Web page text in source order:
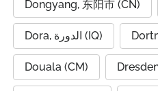
Dongyang, 东阳市 (CN)
Dora, الدورة (IQ)
Douala (CM)